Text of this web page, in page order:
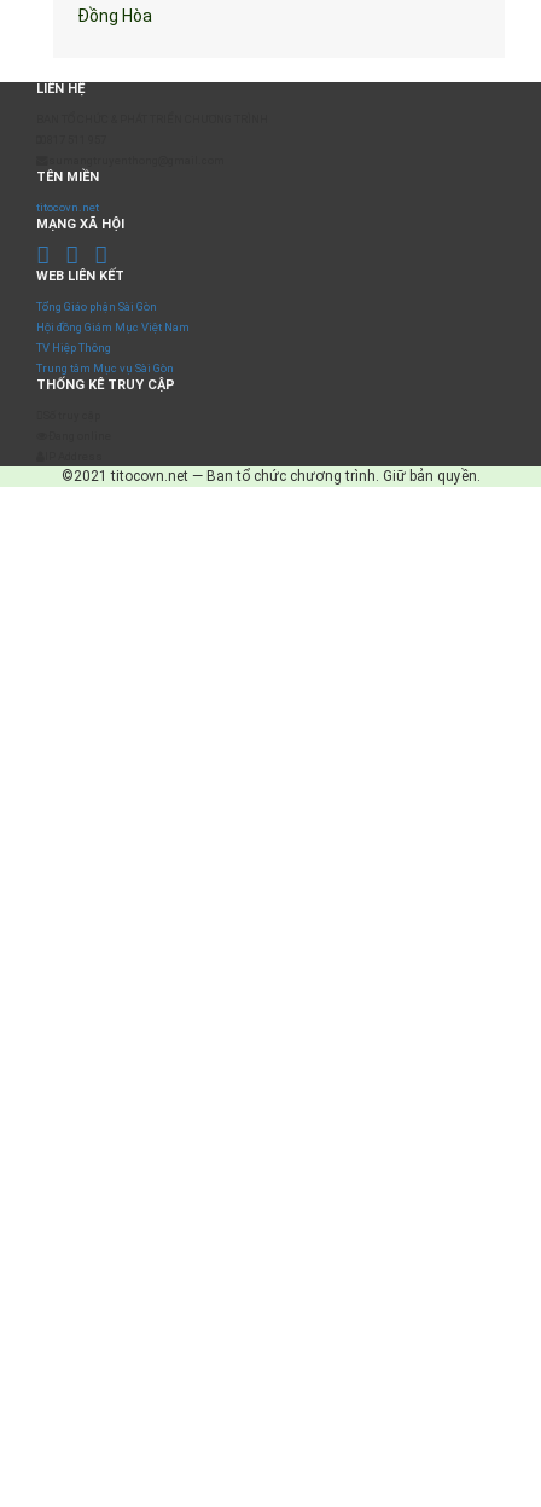
Đồng Hòa
LIÊN HỆ
TÊN MIỀN
titocovn.net
MẠNG XÃ HỘI
WEB LIÊN KẾT
Tổng Giáo phận Sài Gòn
Hội đồng Giám Mục Việt Nam
TV Hiệp Thông
Trung tâm Mục vụ Sài Gòn
THỐNG KÊ TRUY CẬP
©2021 titocovn.net — Ban tổ chức chương trình. Giữ bản quyền.